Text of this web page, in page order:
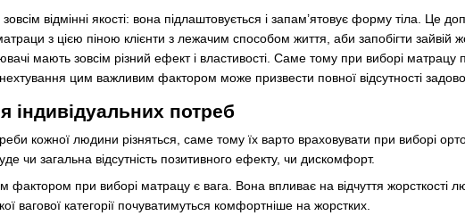
відмінні якості: вона підлаштовується і запам’ятовує форму тіла. Це
з цією піною клієнти з лежачим способом життя, аби запобігти зайвій
мають зовсім різний ефект і властивості. Саме тому при виборі
цим важливим фактором може призвести повної відсутності
індивідуальних потреб
кожної людини різняться, саме тому їх варто враховувати при виборі
чи загальна відсутність позитивного ефекту, чи дискомфорт.
при виборі матрацу є вага. Вона впливає на відчуття жорсткості
вагової категорії почуватимуться комфортніше на жорстких.